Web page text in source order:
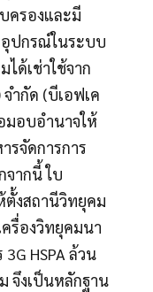
ครองและมี
อุปกรณ์ในระบบ
ได้เช่าใช้จาก
ำกัด (บีเอฟเค
มอบอำนาจให้
รจัดการการ
ากนี้ ใบ
งสถานีวิทยุคม
รื่องวิทยุคมนา
HSPA ล้วน
จึงเป็นหลักฐาน